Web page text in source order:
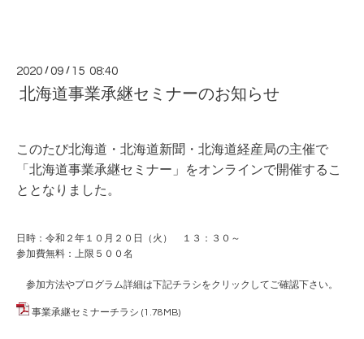
2020 /09 / 15 08:40
北海道事業承継セミナーのお知らせ
このたび北海道・北海道新聞・北海道経産局の主催で
「北海道事業承継セミナー」をオンラインで開催するこ
ととなりました。
日時：令和２年１０月２０日（火） １３：３０～
参加費無料：上限５００名
参加方法やプログラム詳細は下記チラシをクリックしてご確認下さい。
事業承継セミナーチラシ (1.78MB)